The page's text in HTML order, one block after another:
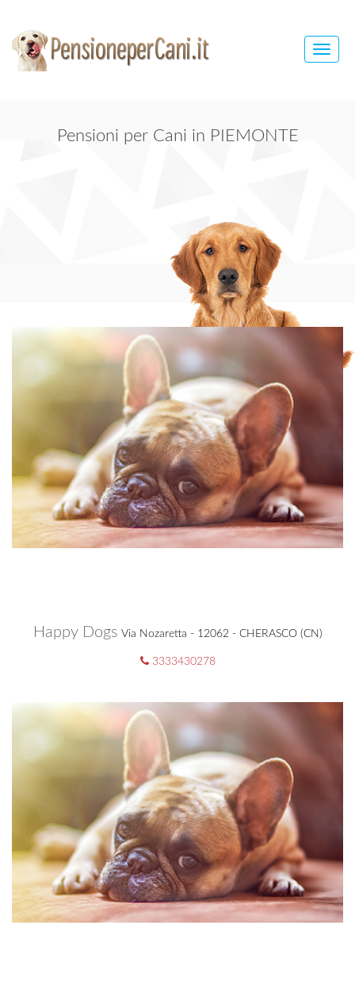
Toggle
Pensioni per Cani in PIEMONTE
Happy Dogs Via Nozaretta - 12062 - CHERASCO (CN)
3333430278